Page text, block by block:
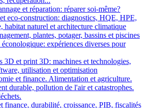
et réparation: réparer soi-même?
eco-construction: diagnostics, HQE, HPE,
habitat naturel et architecture climatique
plantes, potager, bassins et piscines
expériences diverses pour
3D et print 3D: machines et technologies,
utilisation et optimisation
et finance. Alimentation et agriculture.
durable, pollution de l'air et catastrophes.
finance, durabilité, croissance, PIB, fiscalités